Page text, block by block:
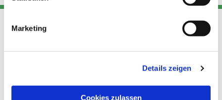
Marketing
Details zeigen
Cookies zulassen
Adresse
Kirchengemeinde Pfarrei
Hl. Theresa von Avila Berlin
Kont
Telefon
Links
Datensch
utz